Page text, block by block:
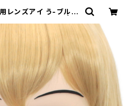
レンズアイ う-ブルー